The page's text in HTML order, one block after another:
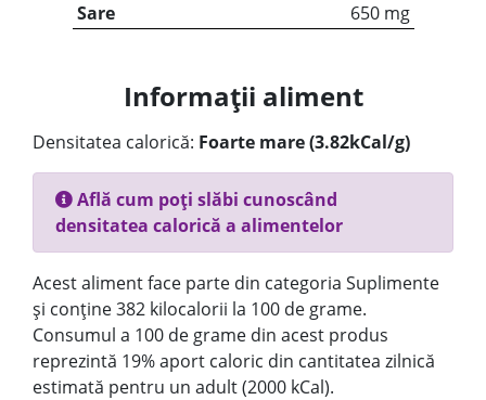
Sare
650 mg
Informații aliment
Densitatea calorică: Foarte mare (3.82kCal/g)
Află cum poți slăbi cunoscând
densitatea calorică a alimentelor
Acest aliment face parte din categoria Suplimente
și conține 382 kilocalorii la 100 de grame.
Consumul a 100 de grame din acest produs
reprezintă 19% aport caloric din cantitatea zilnică
estimată pentru un adult (2000 kCal).